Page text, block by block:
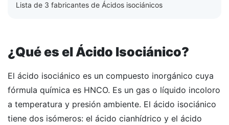
Lista de 3 fabricantes de Ácidos isociánicos
¿Qué es el Ácido Isociánico?
El ácido isociánico es un compuesto inorgánico cuya
fórmula química es HNCO. Es un gas o líquido incoloro
a temperatura y presión ambiente. El ácido isociánico
tiene dos isómeros: el ácido cianhídrico y el ácido